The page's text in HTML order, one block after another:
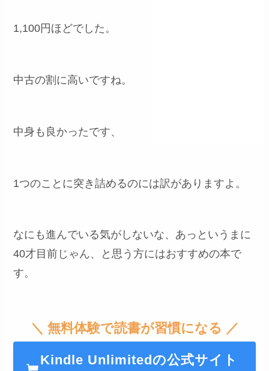
1,100円ほどでした。
中古の割に高いですね。
中身も良かったです、
1つのことに突き詰めるのには訳がありますよ。
なにも進んでいる気がしないな、あっというまに
40才目前じゃん、と思う方にはおすすめの本で
す。
＼ 無料体験で読書が習慣になる ／
Kindle Unlimitedの公式サイト